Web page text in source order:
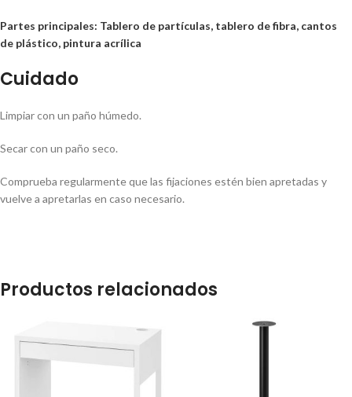
Partes principales: Tablero de partículas, tablero de fibra, cantos
de plástico, pintura acrílica
Cuidado
Limpiar con un paño húmedo.
Secar con un paño seco.
Comprueba regularmente que las fijaciones estén bien apretadas y
vuelve a apretarlas en caso necesario.
Productos relacionados